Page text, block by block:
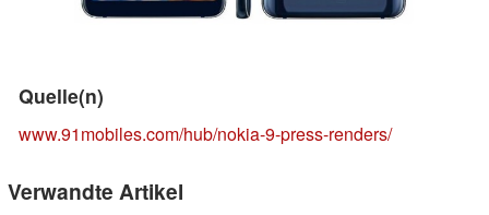
Quelle(n)
www.91mobiles.com/hub/nokia-9-press-renders/
Verwandte Artikel